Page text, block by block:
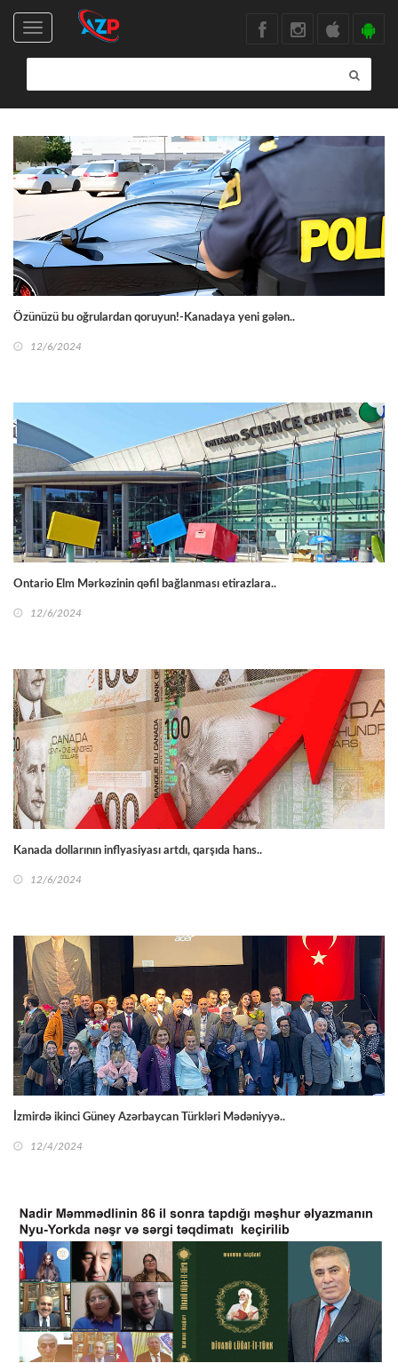
Toggle
navigation
Özünüzü bu oğrulardan qoruyun!-Kanadaya yeni gələn..
12/6/2024
Ontario Elm Mərkəzinin qəfil bağlanması etirazlara..
12/6/2024
Kanada dollarının inflyasiyası artdı, qarşıda hans..
12/6/2024
İzmirdə ikinci Güney Azərbaycan Türkləri Mədəniyyə..
12/4/2024